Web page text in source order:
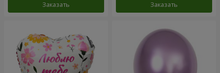
Заказать Заказать